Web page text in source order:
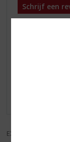
Schrijf een
EXCL. BTW